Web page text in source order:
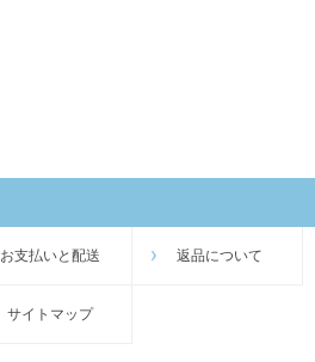
お支払いと配送 返品について
サイトマップ